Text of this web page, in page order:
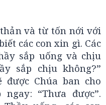
và từ tốn nới với
các con xin gì. Các
sắp uống và chịu
sắp chịu không?”
được Chúa ban cho
“Thưa được”.